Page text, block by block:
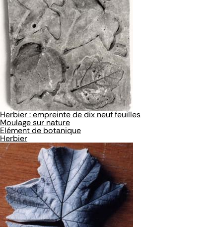
Herbier : empreinte de dix neuf feuilles
Moulage sur nature
Elément de botanique
Herbier